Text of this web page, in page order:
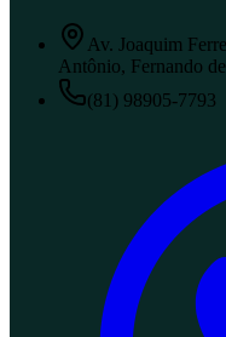
Av. Joaquim
Antônio, Fernando
(81) 98905-7793